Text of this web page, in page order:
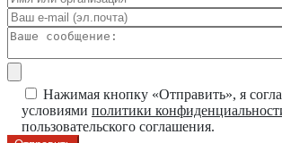
Нажимая кнопку «Отправить», я
условиями политики
пользовательского соглашения.